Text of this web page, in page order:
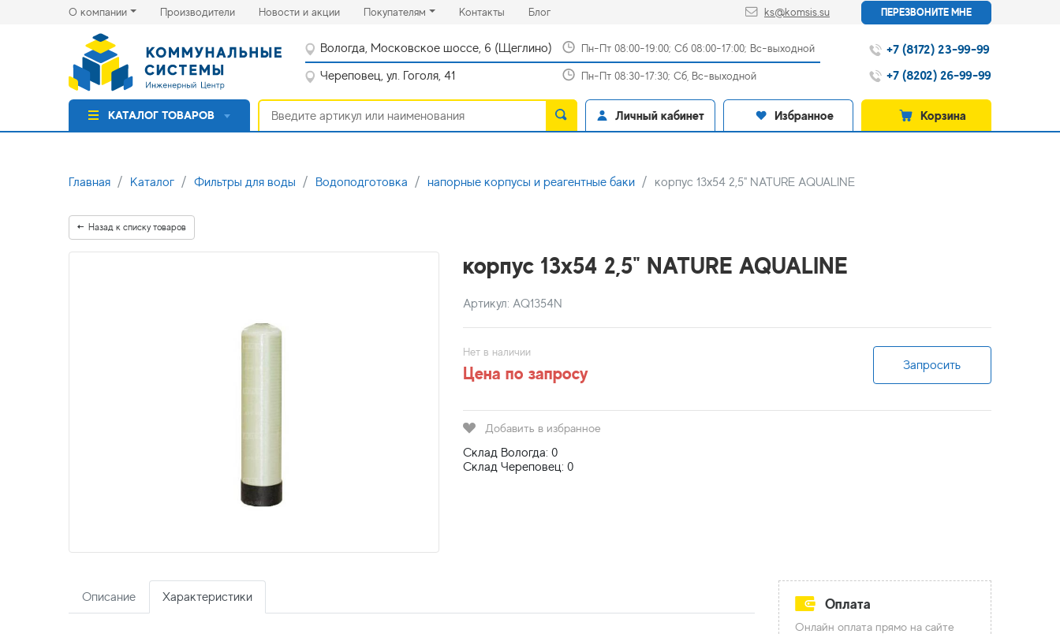
О компании Производители(current)Новости и акции(current)Покупателям Контакты(current)
Блог(current) ks@komsis.su ПЕРЕЗВОНИТЕ МНЕ
Вологда, Московское шоссе, 6 (Щеглино) Пн-Пт 08:00-19:00; Сб 08:00-17:00; Вс-выходной
Череповец, ул. Гоголя, 41 Пн-Пт 08:30-17:30; Сб, Вс-выходной
+7 (8172) 23-99-99
+7 (8202) 26-99-99
КАТАЛОГ ТОВАРОВ Личный кабинет Избранное Корзина
Главная Каталог Фильтры для воды Водоподготовка напорные корпусы и реагентные баки корпус 13х54 2,5" NATURE AQUALINE
Назад к списку товаров
корпус 13х54 2,5" NATURE AQUALINE
Артикул: AQ1354N
Нет в наличии
Цена по запросу Запросить
Добавить в избранное
Склад Вологда: 0
Склад Череповец: 0
Описание Характеристики Оплата
Онлайн оплата прямо на сайте